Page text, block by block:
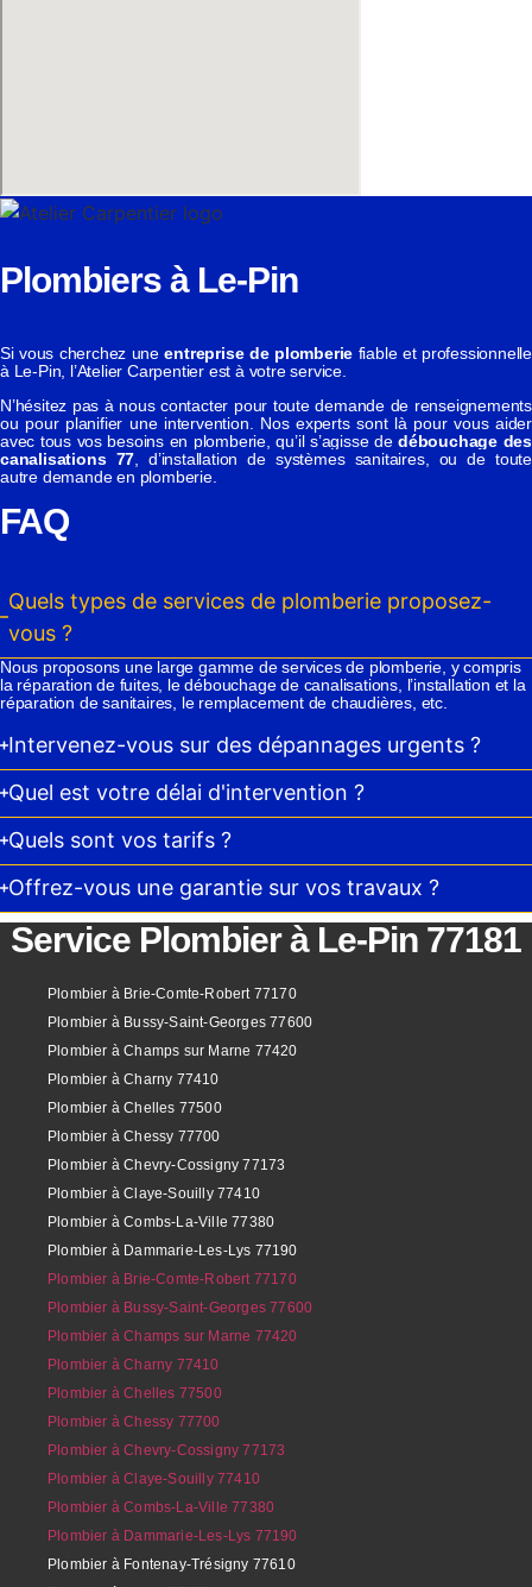
Plombiers à Le-Pin
Si vous cherchez uneentreprise de plomberie fiable et professionnelle
à Le-Pin, l’Atelier Carpentier est à votre service.
N’hésitez pas à nous contacter pour toute demande de renseignements
ou pour planifier une intervention. Nos experts sont là pour vous aider
avec tous vos besoins en plomberie, qu’il s’agisse dedébouchage des
canalisations 77, d’installation de systèmes sanitaires, ou de toute
autre demande en plomberie.
FAQ
Quels types de services de plomberie proposez-
vous ?
Nous proposons une large gamme de services de plomberie, y compris
la réparation de fuites, le débouchage de canalisations, l’installation et la
réparation de sanitaires, le remplacement de chaudières, etc.
Intervenez-vous sur des dépannages urgents ?
Quel est votre délai d'intervention ?
Quels sont vos tarifs ?
Offrez-vous une garantie sur vos travaux ?
Service Plombier à Le-Pin 77181
Plombier à Brie-Comte-Robert 77170
Plombier à Bussy-Saint-Georges 77600
Plombier à Champs sur Marne 77420
Plombier à Charny 77410
Plombier à Chelles 77500
Plombier à Chessy 77700
Plombier à Chevry-Cossigny 77173
Plombier à Claye-Souilly 77410
Plombier à Combs-La-Ville 77380
Plombier à Dammarie-Les-Lys 77190
Plombier à Brie-Comte-Robert 77170
Plombier à Bussy-Saint-Georges 77600
Plombier à Champs sur Marne 77420
Plombier à Charny 77410
Plombier à Chelles 77500
Plombier à Chessy 77700
Plombier à Chevry-Cossigny 77173
Plombier à Claye-Souilly 77410
Plombier à Combs-La-Ville 77380
Plombier à Dammarie-Les-Lys 77190
Plombier à Fontenay-Trésigny 77610